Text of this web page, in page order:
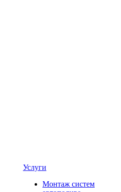
Услуги
Монтаж систем